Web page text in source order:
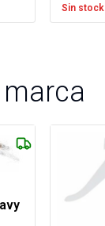
Sin stock